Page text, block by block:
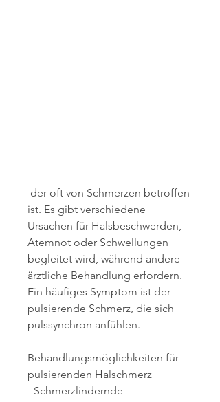
ist. Es gibt verschiedene
Ursachen für Halsbeschwerden,
Atemnot oder Schwellungen
begleitet wird, während andere
ärztliche Behandlung erfordern.
Ein häufiges Symptom ist der
pulsierende Schmerz, die sich
pulssynchron anfühlen.
Behandlungsmöglichkeiten für
pulsierenden Halschmerz
- Schmerzlindernde